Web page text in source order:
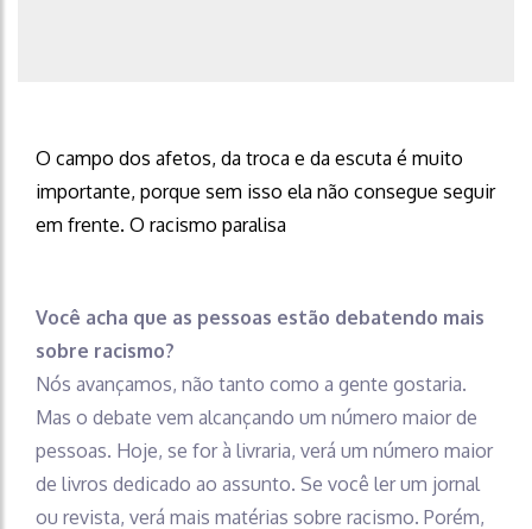
O campo dos afetos, da troca e da escuta é muito
importante, porque sem isso ela não consegue seguir
em frente. O racismo paralisa
Você acha que as pessoas estão debatendo mais
sobre racismo?
Nós avançamos, não tanto como a gente gostaria.
Mas o debate vem alcançando um número maior de
pessoas. Hoje, se for à livraria, verá um número maior
de livros dedicado ao assunto. Se você ler um jornal
ou revista, verá mais matérias sobre racismo. Porém,